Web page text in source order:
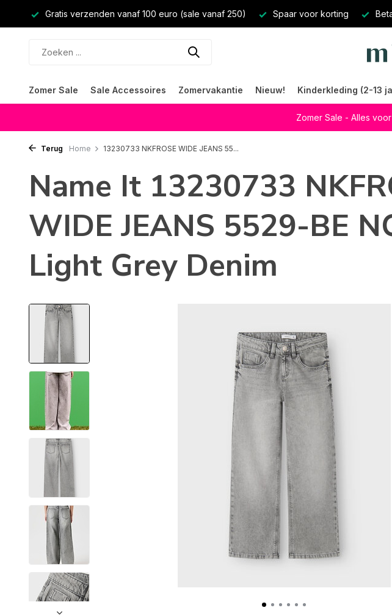
Gratis verzenden vanaf 100 euro (sale vanaf 250) Spaar voor korting
Zomer Sale Sale Accessoires Zomervakantie Nieuw! Kinderkleding (2-13
Zomer Sale - Alles
Terug Home 13230733 NKFROSE WIDE JEANS 55...
Name It 13230733
WIDE JEANS 5529-BE
Light Grey Denim